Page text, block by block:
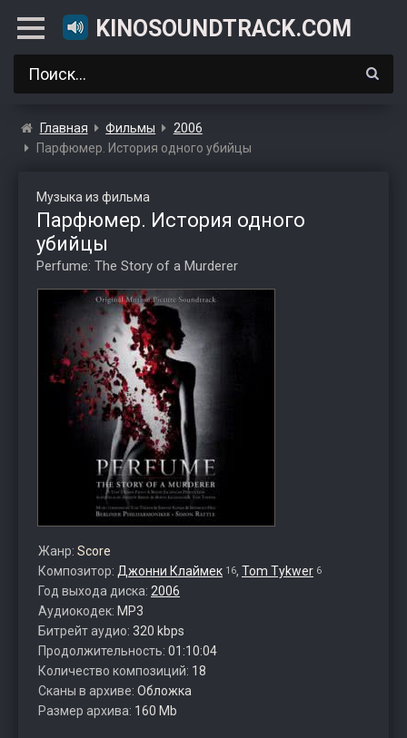
KINOSOUNDTRACK.COM
Главная Фильмы
2006
Парфюмер. История одного убийцы
Музыка из фильма
Парфюмер. История одного
убийцы
Perfume: The Story of a Murderer
Жанр: Score
Композитор: Джонни Клаймек 16, Tom Tykwer 6
Год выхода диска: 2006
Аудиокодек: MP3
Битрейт аудио: 320 kbps
Продолжительность: 01:10:04
Количество композиций: 18
Сканы в архиве: Обложка
Размер архива: 160 Mb